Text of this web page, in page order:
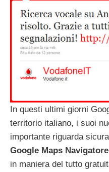
In questi ultimi giorni
territorio italiano, i suoi
importante riguarda
Google Maps Navigatore
in maniera del tutto